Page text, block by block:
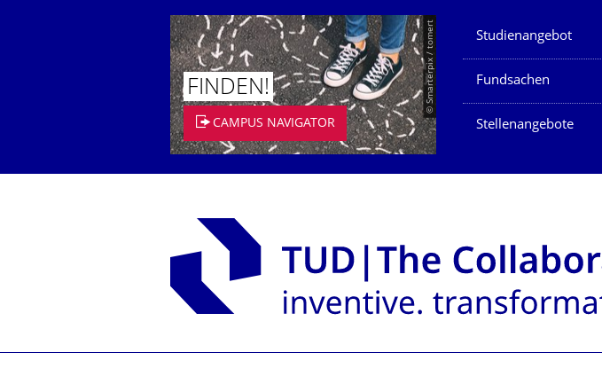
© Smarterpix / tomert
FINDEN!
CAMPUS NAVIGATOR
Unsere Dienste
Studienangebot
Fundsachen
Stellenangebote